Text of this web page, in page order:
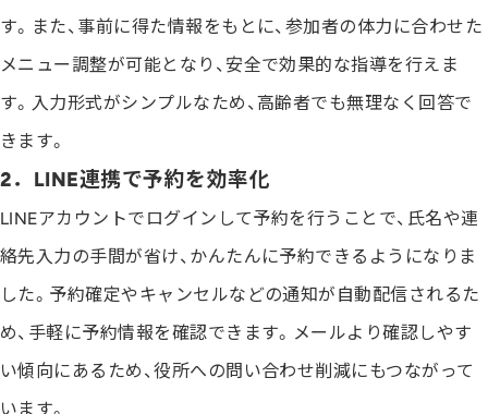
す。また、事前に得た情報をもとに、参加者の体力に合わせた
メニュー調整が可能となり、安全で効果的な指導を行えま
す。入力形式がシンプルなため、高齢者でも無理なく回答で
きます。
2．LINE連携で予約を効率化
LINEアカウントでログインして予約を行うことで、氏名や連
絡先入力の手間が省け、かんたんに予約できるようになりま
した。予約確定やキャンセルなどの通知が自動配信されるた
め、手軽に予約情報を確認できます。メールより確認しやす
い傾向にあるため、役所への問い合わせ削減にもつながって
います。